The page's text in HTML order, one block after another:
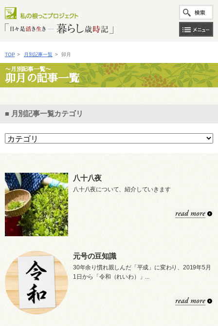
TOP > 月別記事一覧 > 卯月
〜月別記事一覧〜
卯月の記事一覧
■ 月別記事一覧カテゴリ
八十八夜
八十八夜について、紹介していきます
元号の豆知識
30年余り慣れ親しんだ「平成」に変わり、2019年5月
1日から「令和（れいわ）」...